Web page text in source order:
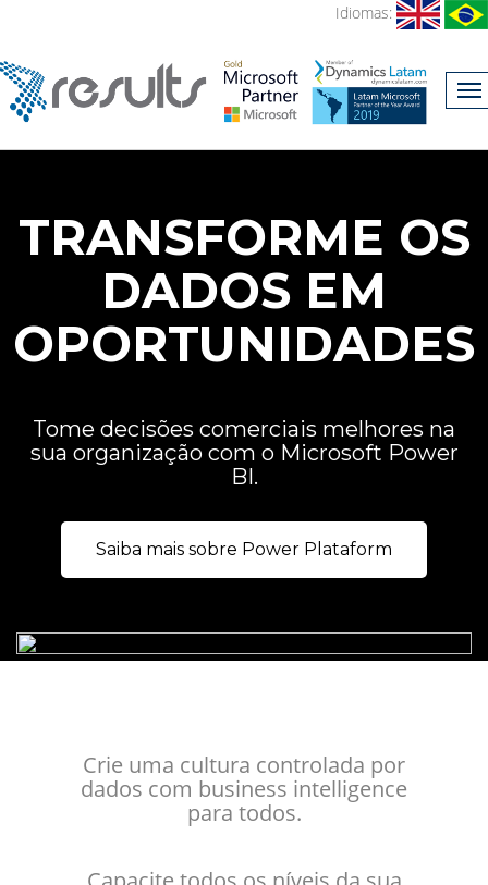
Idiomas:
TRANSFORME OS
DADOS EM
OPORTUNIDADES
Tome decisões comerciais melhores na
sua organização com o Microsoft Power
BI.
Saiba mais sobre Power Plataform
Crie uma cultura controlada por
dados com business intelligence
para todos.